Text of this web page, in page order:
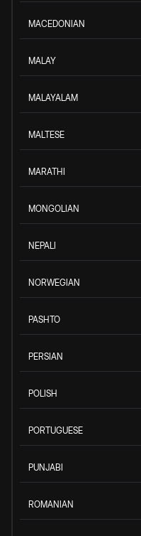
MACEDONIAN
MALAY
MALAYALAM
MALTESE
MARATHI
MONGOLIAN
NEPALI
NORWEGIAN
PASHTO
PERSIAN
POLISH
PORTUGUESE
PUNJABI
ROMANIAN